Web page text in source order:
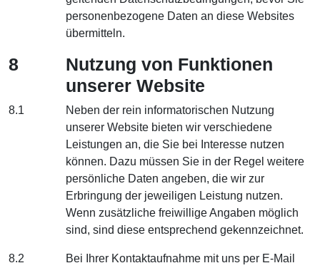
personenbezogene Daten an diese Websites
übermitteln.
8
Nutzung von Funktionen
unserer Website
8.1
Neben der rein informatorischen Nutzung
unserer Website bieten wir verschiedene
Leistungen an, die Sie bei Interesse nutzen
können. Dazu müssen Sie in der Regel weitere
persönliche Daten angeben, die wir zur
Erbringung der jeweiligen Leistung nutzen.
Wenn zusätzliche freiwillige Angaben möglich
sind, sind diese entsprechend gekennzeichnet.
8.2
Bei Ihrer Kontaktaufnahme mit uns per E-Mail